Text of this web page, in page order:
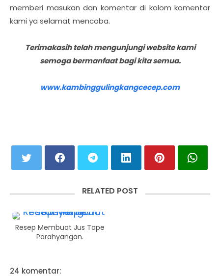
memberi masukan dan komentar di kolom komentar
kami ya selamat mencoba.
Terimakasih telah mengunjungi website kami
semoga bermanfaat bagi kita semua.
www.kambinggulingkangcecep.com
RELATED POST
Resep Membuat Jus Tape
Parahyangan.
24 komentar: